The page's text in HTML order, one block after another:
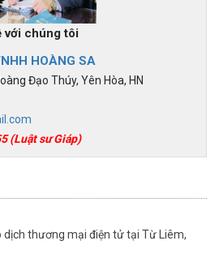
chúng tôi
HOÀNG SA
Đạo Thúy, Yên Hòa, HN
(Luật sư Giáp)
dịch thương mại điện tử tại Từ Liêm,